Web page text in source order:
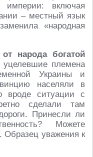
империи: включая
– местный язык
«народная
народа богатой
племена
Украины и
населяли в
вроде ситуации с
сделали там
Принесли ли
Можете
. Образец уважения к